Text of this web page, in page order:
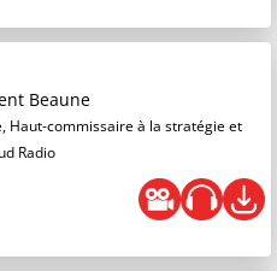
Beaune
Haut-commissaire à la stratégie et
Radio